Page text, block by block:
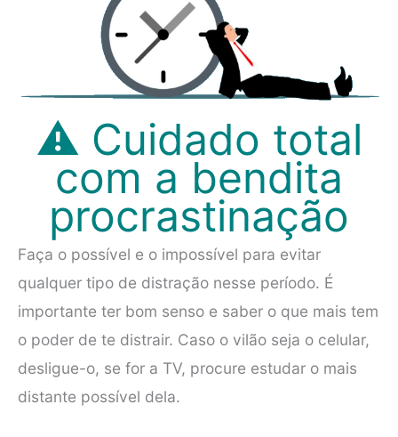
⚠ Cuidado total
com a bendita
procrastinação
Faça o possível e o impossível para evitar
qualquer tipo de distração nesse período. É
importante ter bom senso e saber o que mais tem
o poder de te distrair. Caso o vilão seja o celular,
desligue-o, se for a TV, procure estudar o mais
distante possível dela.